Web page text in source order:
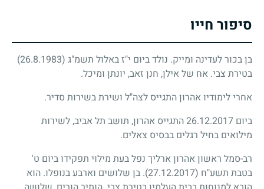
סיפור חייו
בן בכור לעדינה ומייק. נולד ביום י"ז באלול תשמ"ג (26.8.1983)
בטירת צבי. אח של אילן, חנן זאב, יונתן ומיכל.
אחרי לימודיו אהרון התגייס לצה"ל ושירת בשירות סדיר.
ביום 26.12.2017 התגייס אהרון, תושב תל אביב, לשירות
מילואים בחיל רגלים בבסיס צאלים.
רב-סמל ראשון אהרון ארליך נפל בעת מילוי תפקידו ביום ט'
בטבת תשע"ח (27.12.2017)
. בן שלושים וארבע בנופלו. הוא